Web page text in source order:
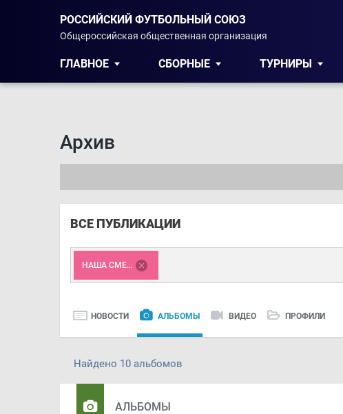
РОССИЙСКИЙ ФУТБОЛЬНЫЙ СОЮЗ
Общероссийская общественная организация
ГЛАВНОЕ СБОРНЫЕ ТУРНИРЫ
Архив
ВСЕ ПУБЛИКАЦИИ
НАША СМЕНА
НОВОСТИ АЛЬБОМЫ ВИДЕО ПРОФИЛИ
Найдено 10 альбомов
АЛЬБОМЫ